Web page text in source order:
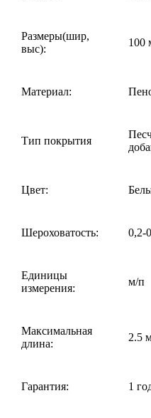
Размеры(шир,
выс):
100
Материал:
Тип покрытия
Цвет:
Шероховатость: 0,2-
Единицы
измерения:
м/п
Максимальная
длина:
2.5
Гарантия: 1